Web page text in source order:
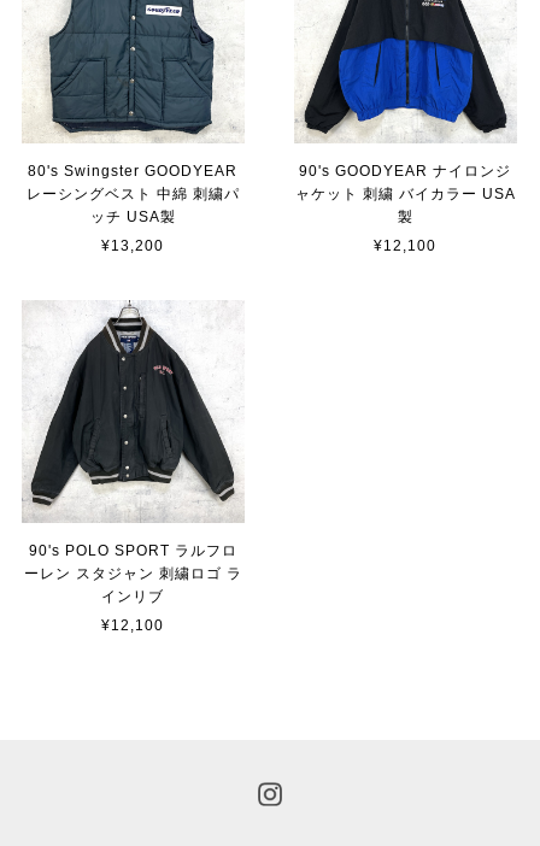
80's Swingster GOODYEAR
レーシングベスト 中綿 刺繍パ
ッチ USA製
¥13,200
90's GOODYEAR ナイロンジ
ャケット 刺繍 バイカラー USA
製
¥12,100
90's POLO SPORT ラルフロ
ーレン スタジャン 刺繍ロゴ ラ
インリブ
¥12,100